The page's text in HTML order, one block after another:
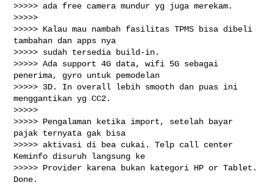
>>>>> ada free camera mundur yg juga merekam.
>>>>>
>>>>> Kalau mau nambah fasilitas TPMS bisa dibeli
tambahan dan apps nya
>>>>> sudah tersedia build-in.
>>>>> Ada support 4G data, wifi 5G sebagai
penerima, gyro untuk pemodelan
>>>>> 3D. In overall lebih smooth dan puas ini
menggantikan yg CC2.
>>>>>
>>>>> Pengalaman ketika import, setelah bayar
pajak ternyata gak bisa
>>>>> aktivasi di bea cukai. Telp call center
Keminfo disuruh langsung ke
>>>>> Provider karena bukan kategori HP or Tablet.
Done.